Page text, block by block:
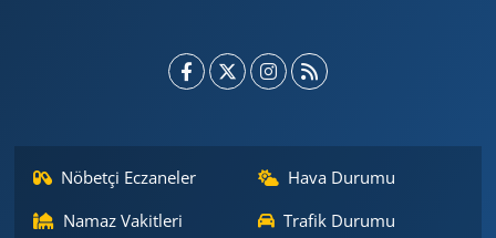
Nöbetçi Eczaneler
Hava Durumu
Namaz Vakitleri
Trafik Durumu